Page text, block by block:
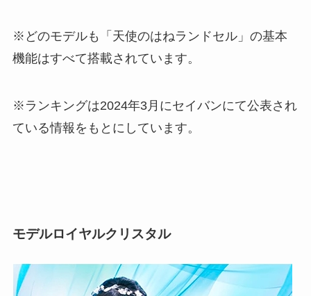
※どのモデルも「天使のはねランドセル」の基本
機能はすべて搭載されています。
※ランキングは2024年3月にセイバンにて公表され
ている情報をもとにしています。
モデルロイヤルクリスタル